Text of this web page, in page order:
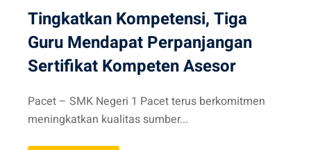
Tingkatkan Kompetensi, Tiga
Guru Mendapat Perpanjangan
Sertifikat Kompeten Asesor
Pacet – SMK Negeri 1 Pacet terus berkomitmen
meningkatkan kualitas sumber...